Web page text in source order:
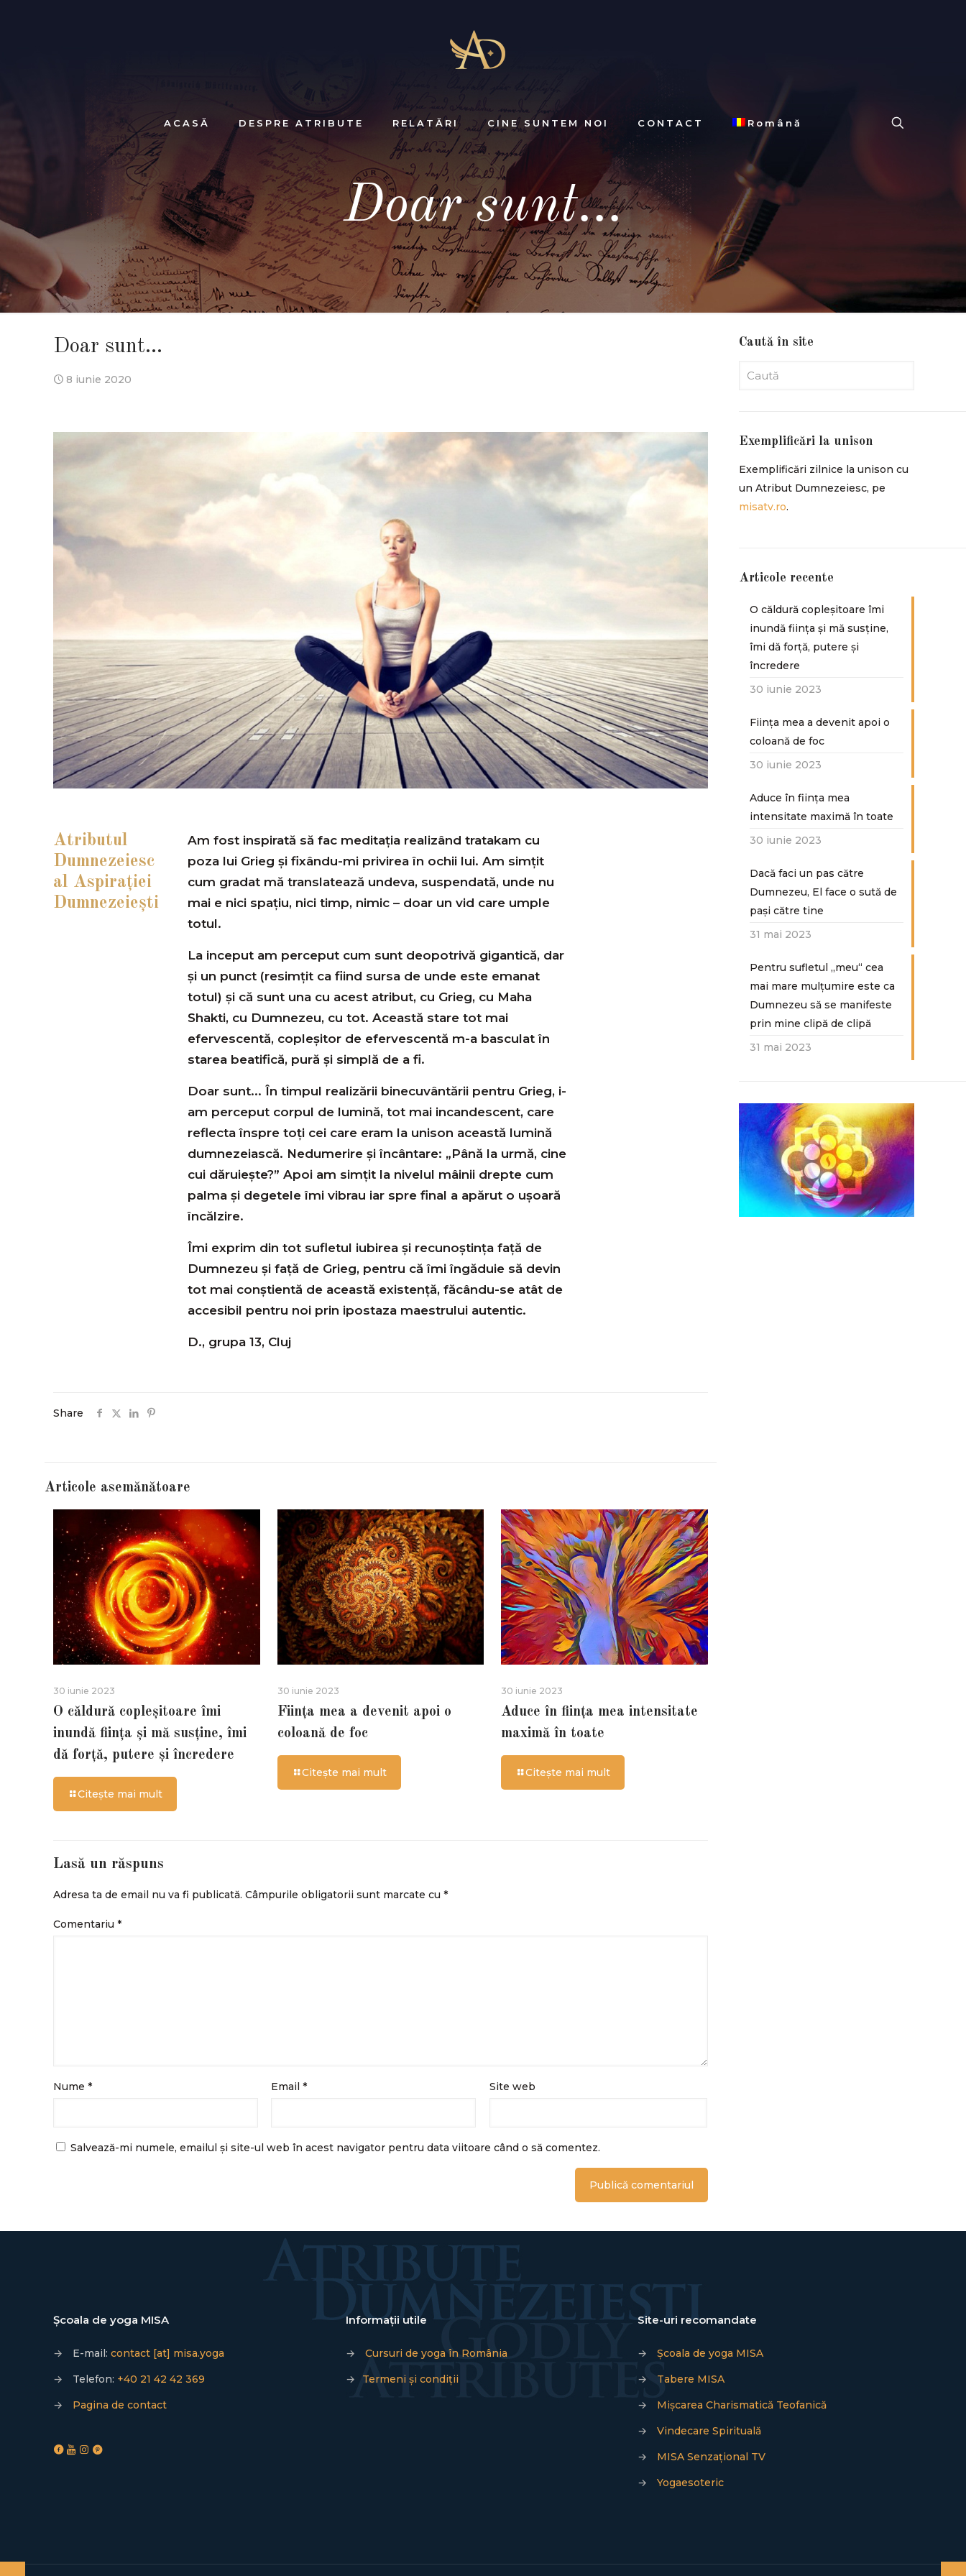
ACASĂ DESPRE ATRIBUTE RELATĂRI CINE SUNTEM NOI CONTACT Română
Doar sunt…
Doar sunt…
8 iunie 2020
Atributul
Dumnezeiesc
al Aspiraţiei
Dumnezeieşti
Am fost inspirată să fac meditaţia realizând tratakam cu
poza lui Grieg şi fixându-mi privirea în ochii lui. Am simţit
cum gradat mă translatează undeva, suspendată, unde nu
mai e nici spaţiu, nici timp, nimic – doar un vid care umple
totul.
La inceput am perceput cum sunt deopotrivă gigantică, dar
şi un punct (resimţit ca fiind sursa de unde este emanat
totul) și că sunt una cu acest atribut, cu Grieg, cu Maha
Shakti, cu Dumnezeu, cu tot. Această stare tot mai
efervescentă, copleşitor de efervescentă m-a basculat în
starea beatifică, pură şi simplă de a fi.
Doar sunt... În timpul realizării binecuvântării pentru Grieg, i-
am perceput corpul de lumină, tot mai incandescent, care
reflecta înspre toţi cei care eram la unison această lumină
dumnezeiască. Nedumerire şi încântare: „Până la urmă, cine
cui dăruieşte?” Apoi am simţit la nivelul mâinii drepte cum
palma şi degetele îmi vibrau iar spre final a apărut o uşoară
încălzire.
Îmi exprim din tot sufletul iubirea şi recunoştinţa faţă de
Dumnezeu şi faţă de Grieg, pentru că îmi îngăduie să devin
tot mai conştientă de această existență, făcându-se atât de
accesibil pentru noi prin ipostaza maestrului autentic.
D., grupa 13, Cluj
Share
Articole asemănătoare
30 iunie 2023
O căldură copleșitoare îmi
inundă ființa și mă susține, îmi
dă forță, putere și încredere
Citește mai mult
30 iunie 2023
Ființa mea a devenit apoi o
coloană de foc
Citește mai mult
30 iunie 2023
Aduce în ființa mea intensitate
maximă în toate
Citește mai mult
Lasă un răspuns
Adresa ta de email nu va fi publicată. Câmpurile obligatorii sunt marcate cu *
Comentariu *
Nume * Email* Site web
Salvează-mi numele, emailul și site-ul web în acest navigator pentru data viitoare când o să comentez.
Caută în site
Exemplificări la unison
Exemplificări zilnice la unison cu
un Atribut Dumnezeiesc, pe
misatv.ro.
Articole recente
O căldură copleșitoare îmi
inundă ființa și mă susține,
îmi dă forță, putere și
încredere
30 iunie 2023
Ființa mea a devenit apoi o
coloană de foc
30 iunie 2023
Aduce în ființa mea
intensitate maximă în toate
30 iunie 2023
Dacă faci un pas către
Dumnezeu, El face o sută de
paşi către tine
31 mai 2023
Pentru sufletul „meu“ cea
mai mare mulțumire este ca
Dumnezeu să se manifeste
prin mine clipă de clipă
31 mai 2023
Școala de yoga MISA
→ E-mail: contact [at] misa.yoga
→
Telefon: +40 21 42 42 369
→
Pagina de contact
Informații utile
→
Cursuri de yoga în România
→
Termeni și condiții
Site-uri recomandate
→
Școala de yoga MISA
→
Tabere MISA
→
Mișcarea Charismatică Teofanică
→
Vindecare Spirituală
→
MISA Senzațional TV
→
Yogaesoteric